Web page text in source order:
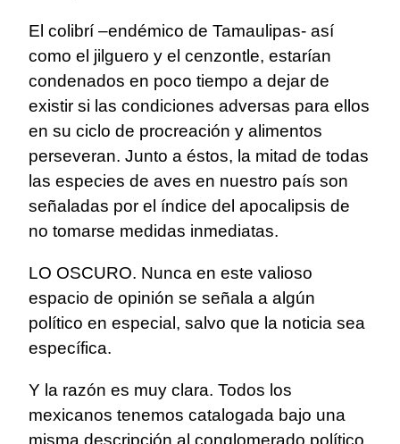
El colibrí –endémico de Tamaulipas- así
como el jilguero y el cenzontle, estarían
condenados en poco tiempo a dejar de
existir si las condiciones adversas para ellos
en su ciclo de procreación y alimentos
perseveran. Junto a éstos, la mitad de todas
las especies de aves en nuestro país son
señaladas por el índice del apocalipsis de
no tomarse medidas inmediatas.
LO OSCURO. Nunca en este valioso
espacio de opinión se señala a algún
político en especial, salvo que la noticia sea
específica.
Y la razón es muy clara. Todos los
mexicanos tenemos catalogada bajo una
misma descripción al conglomerado político